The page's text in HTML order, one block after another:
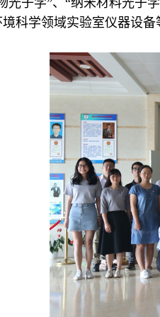
科学领域实验室仪器设